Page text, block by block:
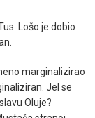
Lošo je dobio
marginalizirao
Jel se
Oluje?